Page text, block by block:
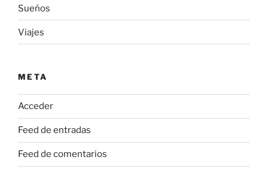
Sueños
Viajes
META
Acceder
Feed de entradas
Feed de comentarios